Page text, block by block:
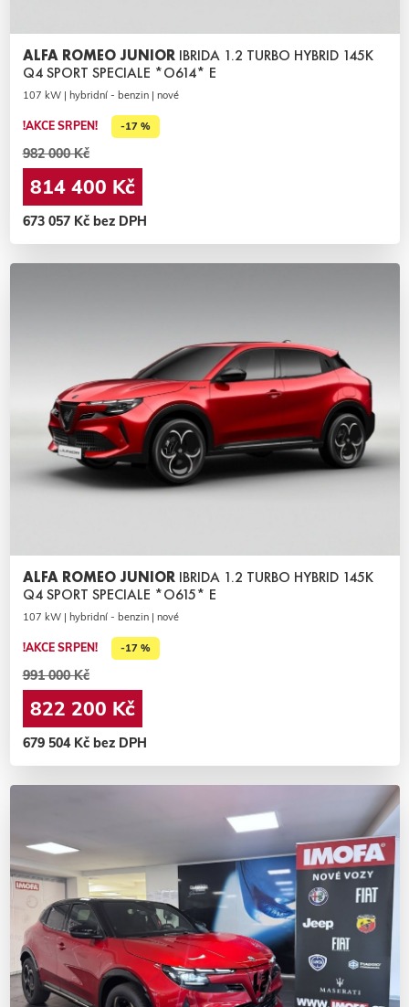
ALFA ROMEO JUNIOR IBRIDA 1.2 TURBO HYBRID 145K
Q4 SPORT SPECIALE *O614* E
107 kW | hybridní - benzin | nové
!AKCE SRPEN! -17 %
982 000 Kč
814 400 Kč
673 057 Kč bez DPH
ALFA ROMEO JUNIOR IBRIDA 1.2 TURBO HYBRID 145K
Q4 SPORT SPECIALE *O615* E
107 kW | hybridní - benzin | nové
!AKCE SRPEN! -17 %
991 000 Kč
822 200 Kč
679 504 Kč bez DPH